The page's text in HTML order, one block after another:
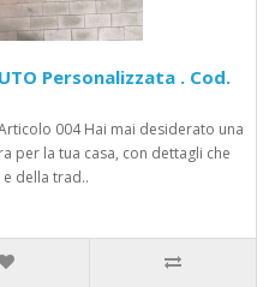
Personalizzata . Cod.
004 Hai mai desiderato una
per la tua casa, con dettagli che
della trad..